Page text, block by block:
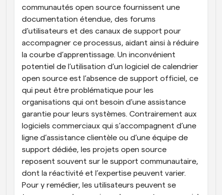
communautés open source fournissent une
documentation étendue, des forums
d’utilisateurs et des canaux de support pour
accompagner ce processus, aidant ainsi à réduire
la courbe d’apprentissage. Un inconvénient
potentiel de l’utilisation d’un logiciel de calendrier
open source est l’absence de support officiel, ce
qui peut être problématique pour les
organisations qui ont besoin d’une assistance
garantie pour leurs systèmes. Contrairement aux
logiciels commerciaux qui s’accompagnent d’une
ligne d’assistance clientèle ou d’une équipe de
support dédiée, les projets open source
reposent souvent sur le support communautaire,
dont la réactivité et l’expertise peuvent varier.
Pour y remédier, les utilisateurs peuvent se